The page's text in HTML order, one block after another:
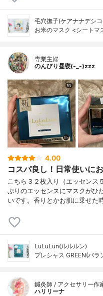
毛穴撫子(ケアナナデシ
お米のマスク <シートマ
専業主婦
のんびり昼寝(-_-)zzz
4.00
コスパ良し！日常使いに
こちら３２枚入り（エッセンス
ぷりのエッセンスにマスクがひ
いです。香りとかお肌に乗せた
LuLuLun(ルルルン)
プレシャス GREEN(バラ
鍼灸師 / アクセサリー作
ハリリーナ